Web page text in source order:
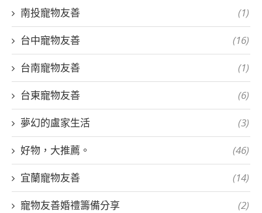
南投寵物友善 (1)
台中寵物友善 (16)
台南寵物友善 (1)
台東寵物友善 (6)
夢幻的盧家生活 (3)
好物，大推薦。 (46)
宜蘭寵物友善 (14)
寵物友善婚禮籌備分享 (2)